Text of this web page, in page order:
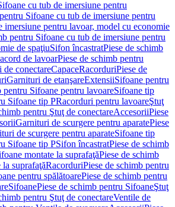
cu tub de imersiune pentru
Sifoane cu tub de imersiune pentru
imersiune pentru lavoar, model cu economie
pentru Sifoane cu tub de imersiune pentru
de spaţiuSifon încastratPiese de schimb
de lavoarPiese de schimb pentru
de conectareCapaceRacorduriPiese de
Garnituri de etanşareExtensiiSifoane pentru
pentru Sifoane pentru lavoareSifoane tip
Sifoane tip PRacorduri pentru lavoareŞtuţ
pentru Ştuţ de conectareAccesoriiPiese
Garnituri de scurgere pentru aparatePiese
de scurgere pentru aparateSifoane tip
Sifoane tip PSifon încastratPiese de schimb
montate la suprafaţăPiese de schimb
suprafaţăRacorduriPiese de schimb pentru
pentru spălătoarePiese de schimb pentru
SifoanePiese de schimb pentru SifoaneŞtuţ
pentru Ştuţ de conectareVentile de